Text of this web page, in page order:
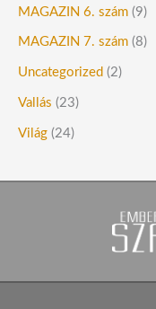
MAGAZIN 6. szám (9)
MAGAZIN 7. szám (8)
Uncategorized (2)
Vallás (23)
Világ (24)